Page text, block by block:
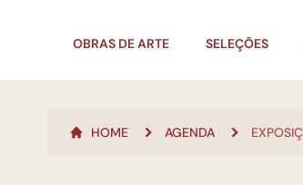
OBRAS DE ARTE SELEÇÕES
HOME AGENDA